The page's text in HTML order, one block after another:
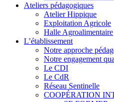
Ateliers pédagogiques
Atelier Hippique
Exploitation Agricole
Halle Agroalimentaire
L’établissement
Notre approche
Notre engagement
Le CDI
Le CdR
Réseau Sentinelle
COOPÉRATION